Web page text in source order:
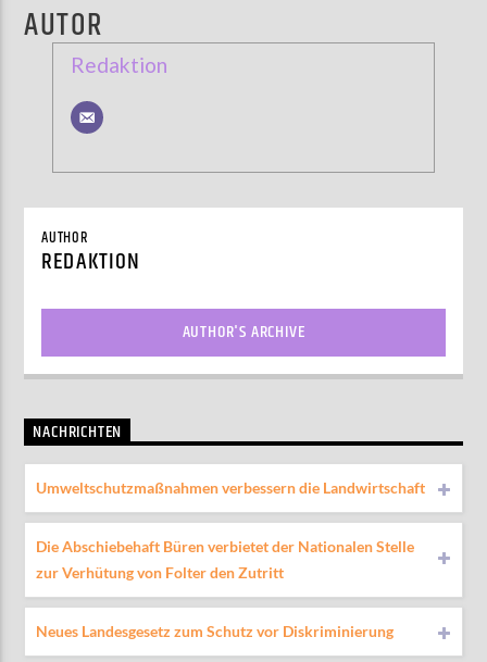
AUTOR
Redaktion
AUTHOR
REDAKTION
AUTHOR'S ARCHIVE
NACHRICHTEN
Umweltschutzmaßnahmen verbessern die Landwirtschaft
Die Abschiebehaft Büren verbietet der Nationalen Stelle
zur Verhütung von Folter den Zutritt
Neues Landesgesetz zum Schutz vor Diskriminierung